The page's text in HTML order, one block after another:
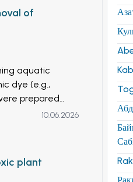
of
aquatic
dye (e.g.,
prepared
conditions,
concentration,
10.06.2026
plant